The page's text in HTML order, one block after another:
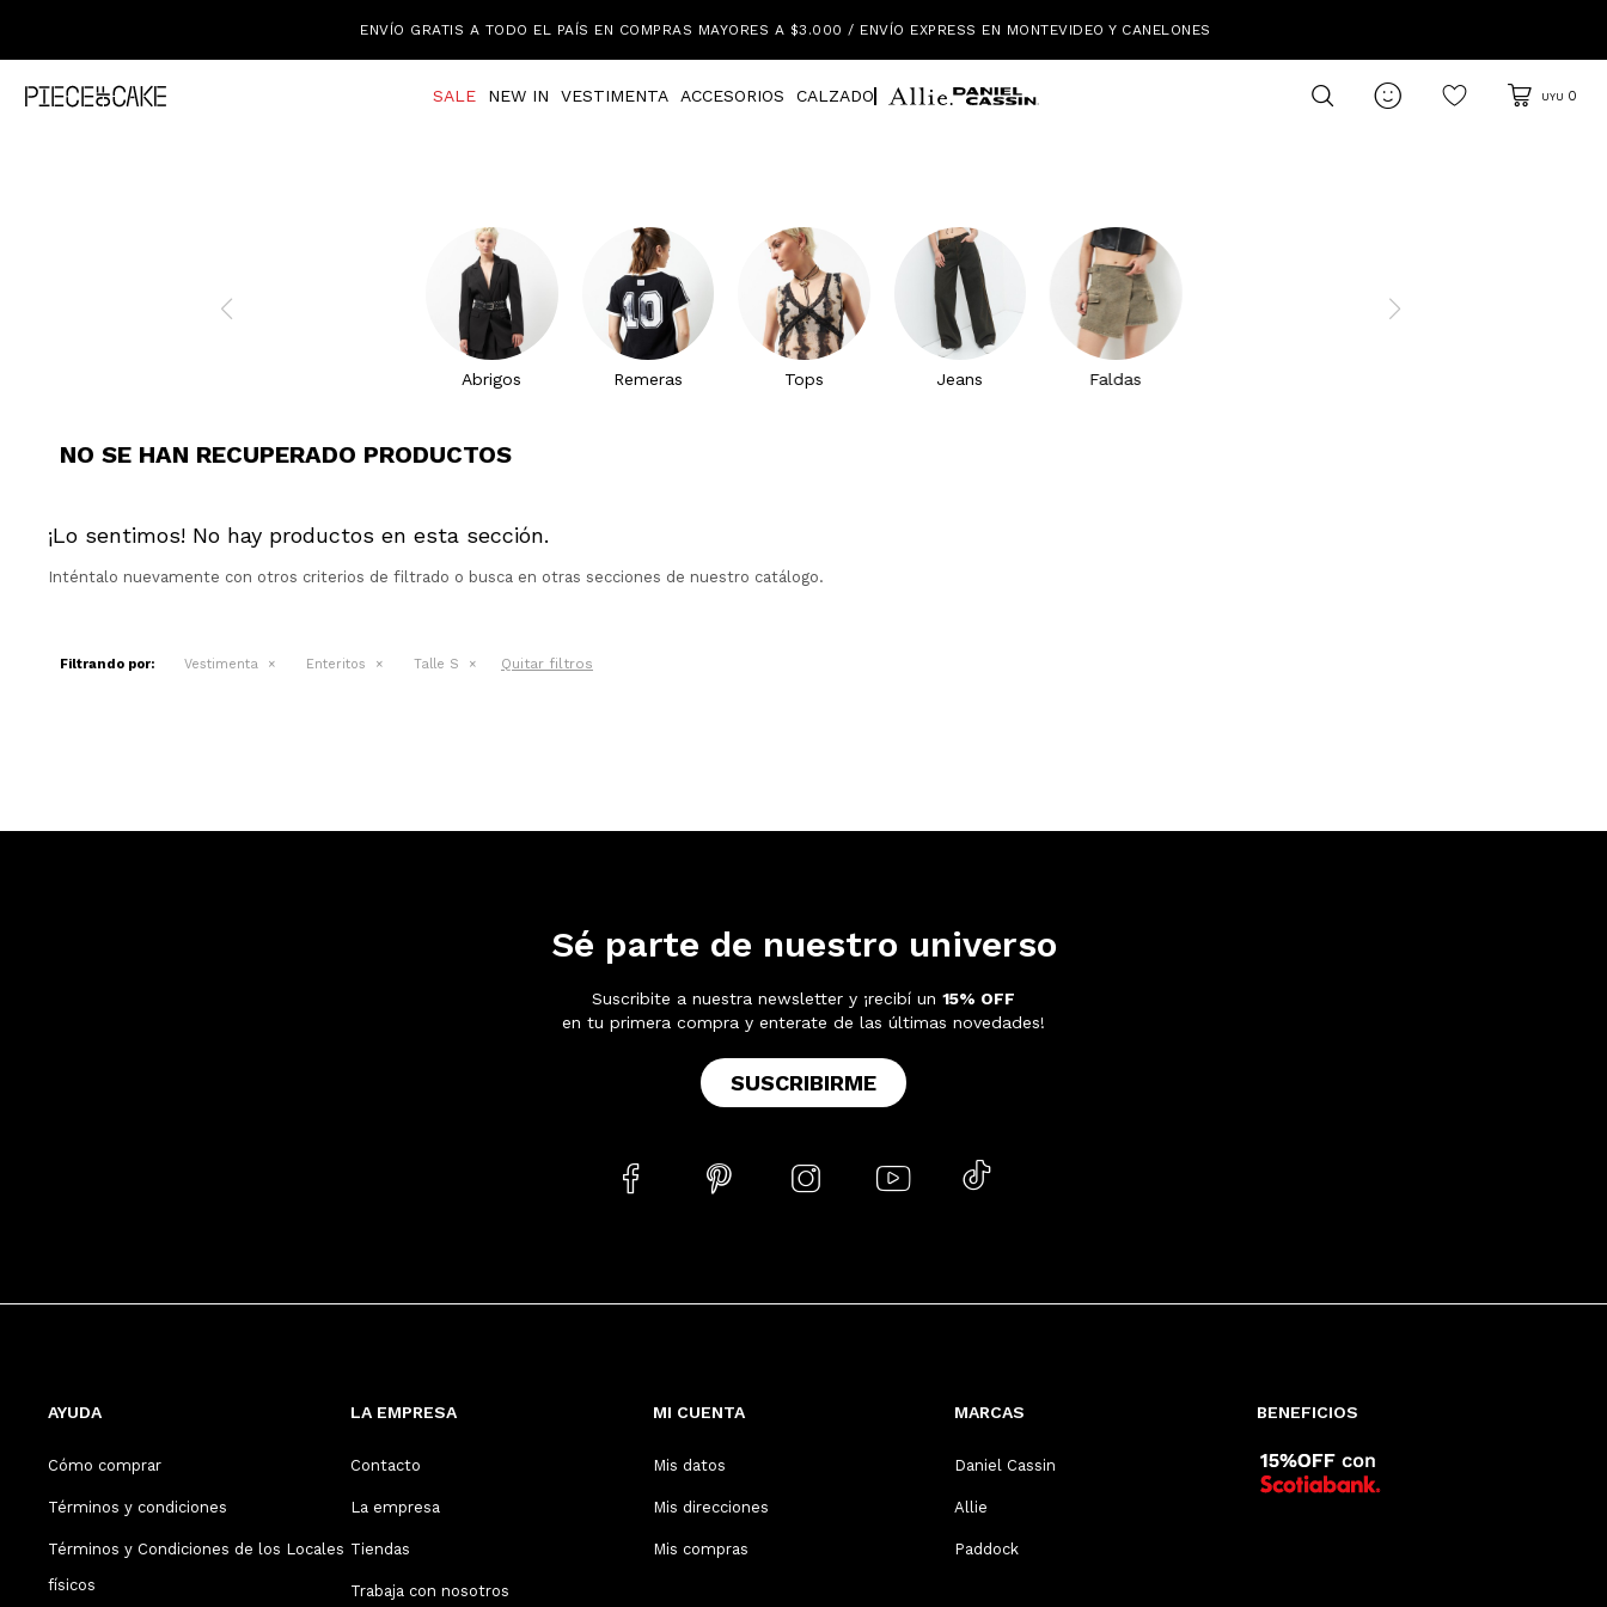
ENVÍO GRATIS A TODO EL PAÍS EN COMPRAS MAYORES A $3.000 / ENVÍO EXPRESS EN MONTEVIDEO Y CANELONES
SALE NEW IN VESTIMENTA ACCESORIOS CALZADO  UYU 0
Abrigos Remeras Tops Jeans Faldas
NO SE HAN RECUPERADO PRODUCTOS
¡Lo sentimos! No hay productos en esta sección.
Inténtalo nuevamente con otros criterios de filtrado o busca en otras secciones de nuestro catálogo.
Filtrando por: Vestimenta Enteritos Talle S Quitar filtros
AYUDA
Cómo comprar
Términos y condiciones
Términos y Condiciones de los Locales
físicos
LA EMPRESA
Contacto
La empresa
Tiendas
Trabaja con nosotros
MI CUENTA
Mis datos
Mis direcciones
Mis compras
MARCAS
Daniel Cassin
Allie
Paddock
BENEFICIOS
Sé parte de nuestro universo
Suscribite a nuestra newsletter y ¡recibí un 15% OFF
en tu primera compra y enterate de las últimas novedades!
SUSCRIBIRME
    